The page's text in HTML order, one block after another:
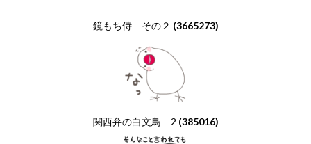
鏡もち侍 その２ (3665273)
関西弁の白文鳥 2 (385016)